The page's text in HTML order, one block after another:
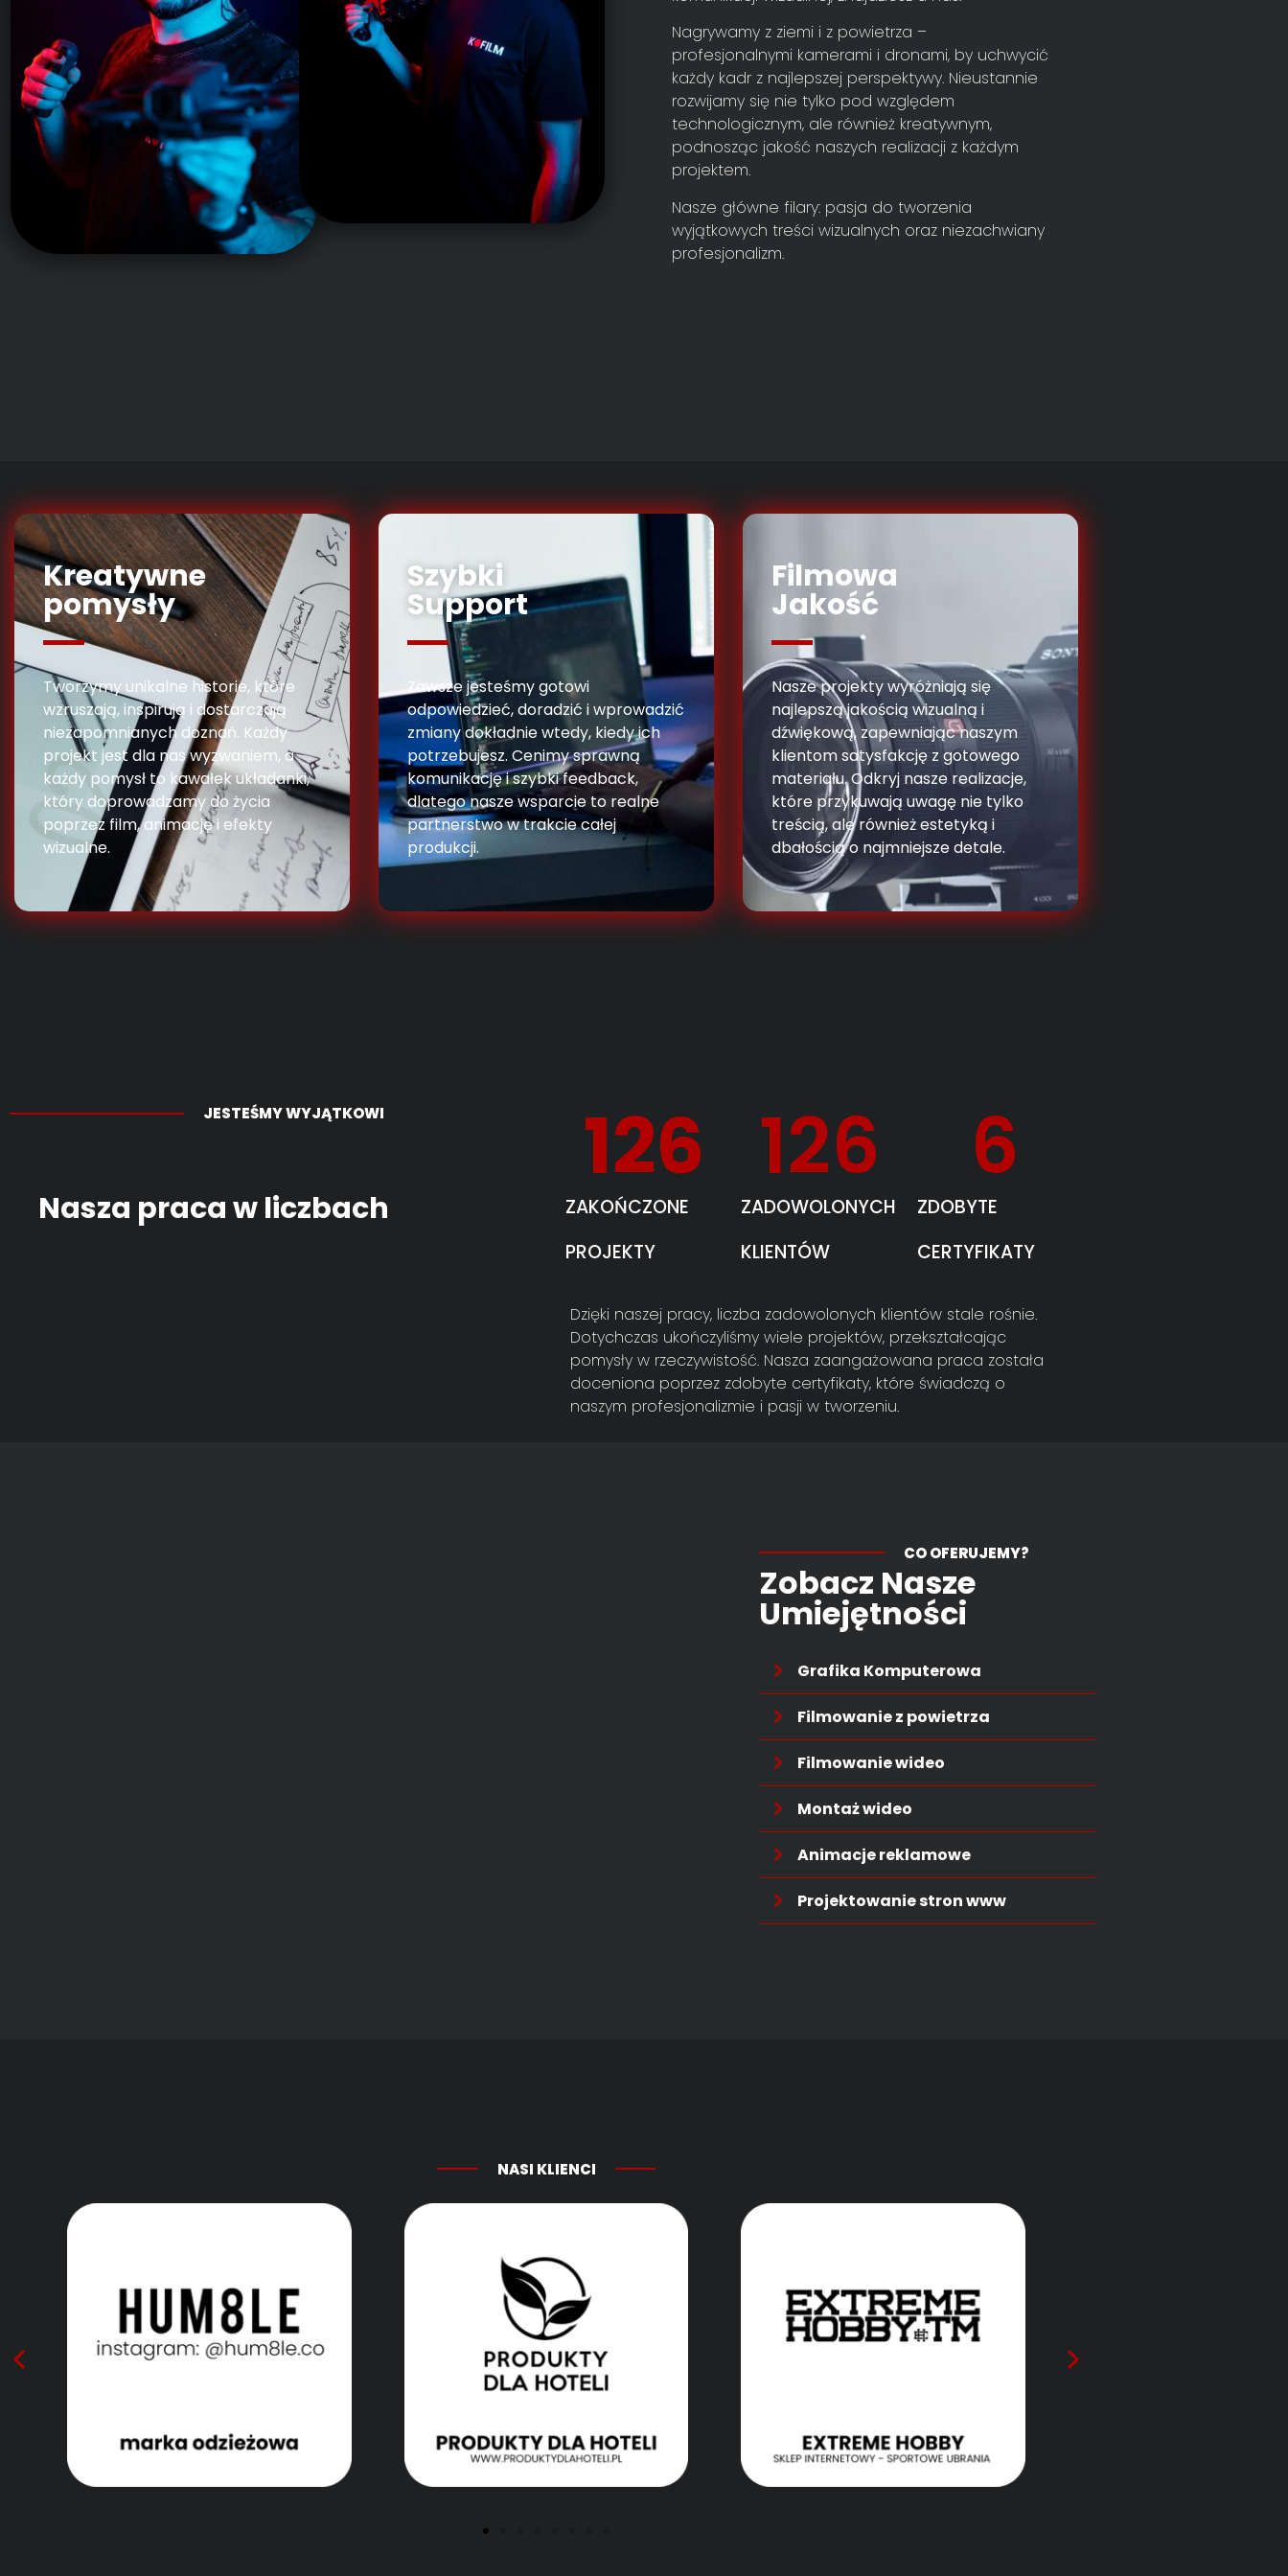
Nagrywamy z ziemi i z powietrza –
profesjonalnymi kamerami i dronami, by uchwycić
każdy kadr z najlepszej perspektywy. Nieustannie
rozwijamy się nie tylko pod względem
technologicznym, ale również kreatywnym,
podnosząc jakość naszych realizacji z każdym
projektem.
Nasze główne filary: pasja do tworzenia
wyjątkowych treści wizualnych oraz niezachwiany
profesjonalizm.
Kreatywne
pomysły
Tworzymy unikalne historie, które
wzruszają, inspirują i dostarczają
niezapomnianych doznań. Każdy
projekt jest dla nas wyzwaniem, a
każdy pomysł to kawałek układanki,
który doprowadzamy do życia
poprzez film, animację i efekty
wizualne.
Szybki
Support
Zawsze jesteśmy gotowi
odpowiedzieć, doradzić i wprowadzić
zmiany dokładnie wtedy, kiedy ich
potrzebujesz. Cenimy sprawną
komunikację i szybki feedback,
dlatego nasze wsparcie to realne
partnerstwo w trakcie całej
produkcji.
Filmowa
Jakość
Nasze projekty wyróżniają się
najlepszą jakością wizualną i
dźwiękową, zapewniając naszym
klientom satysfakcję z gotowego
materiału. Odkryj nasze realizacje,
które przykuwają uwagę nie tylko
treścią, ale również estetyką i
dbałością o najmniejsze detale.
JESTEŚMY WYJĄTKOWI
Nasza praca w liczbach
ZAKOŃCZONE
PROJEKTY
126
ZADOWOLONYCH
KLIENTÓW
126
ZDOBYTE
CERTYFIKATY
6
Dzięki naszej pracy, liczba zadowolonych klientów stale rośnie.
Dotychczas ukończyliśmy wiele projektów, przekształcając
pomysły w rzeczywistość. Nasza zaangażowana praca została
doceniona poprzez zdobyte certyfikaty, które świadczą o
naszym profesjonalizmie i pasji w tworzeniu.
CO OFERUJEMY?
Zobacz Nasze
Umiejętności
Grafika Komputerowa
Filmowanie z powietrza
Filmowanie wideo
Montaż wideo
Animacje reklamowe
Projektowanie stron www
NASI KLIENCI